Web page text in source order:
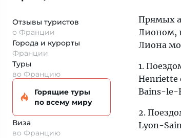
Отзывы туристов
о Франции
Города и курорты
Франции
Туры
во Францию
Горящие туры
по всему миру
Виза
во Францию
Прямых
Лионом,
Лиона
1.
Henriette
Bains-le-
2.
Lyon-